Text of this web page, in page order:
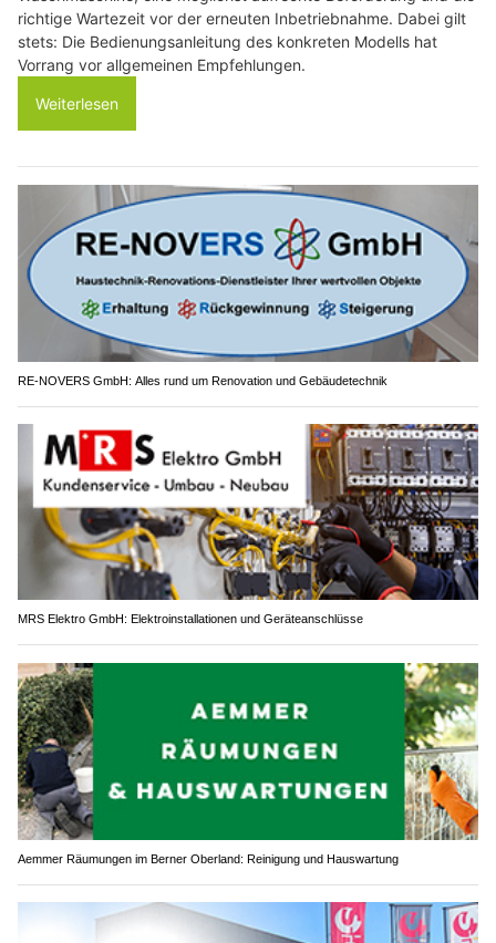
richtige Wartezeit vor der erneuten Inbetriebnahme. Dabei gilt
stets: Die Bedienungsanleitung des konkreten Modells hat
Vorrang vor allgemeinen Empfehlungen.
Weiterlesen
RE-NOVERS GmbH: Alles rund um Renovation und Gebäudetechnik
MRS Elektro GmbH: Elektroinstallationen und Geräteanschlüsse
Aemmer Räumungen im Berner Oberland: Reinigung und Hauswartung